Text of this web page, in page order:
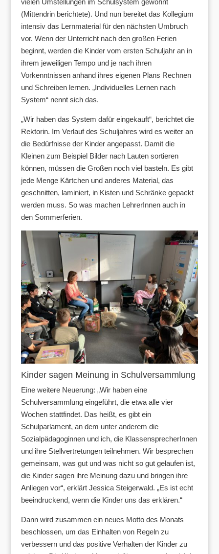
vielen Umstellungen im Schulsystem gewöhnt
(Mittendrin berichtete). Und nun bereitet das Kollegium
intensiv das Lernmaterial für den nächsten Umbruch
vor. Wenn der Unterricht nach den großen Ferien
beginnt, werden die Kinder vom ersten Schuljahr an in
ihrem jeweiligen Tempo und je nach ihren
Vorkenntnissen anhand ihres eigenen Plans Rechnen
und Schreiben lernen. „Individuelles Lernen nach
System“ nennt sich das.
„Wir haben das System dafür eingekauft“, berichtet die
Rektorin. Im Verlauf des Schuljahres wird es weiter an
die Bedürfnisse der Kinder angepasst. Damit die
Kleinen zum Beispiel Bilder nach Lauten sortieren
können, müssen die Großen noch viel basteln. Es gibt
jede Menge Kärtchen und anderes Material, das
geschnitten, laminiert, in Kisten und Schränke gepackt
werden muss. So was machen LehrerInnen auch in
den Sommerferien.
Kinder sagen Meinung in Schulversammlung
Eine weitere Neuerung: „Wir haben eine
Schulversammlung eingeführt, die etwa alle vier
Wochen stattfindet. Das heißt, es gibt ein
Schulparlament, an dem unter anderem die
Sozialpädagoginnen und ich, die KlassensprecherInnen
und ihre Stellvertretungen teilnehmen. Wir besprechen
gemeinsam, was gut und was nicht so gut gelaufen ist,
die Kinder sagen ihre Meinung dazu und bringen ihre
Anliegen vor“, erklärt Jessica Steigerwald. „Es ist echt
beeindruckend, wenn die Kinder uns das erklären.“
Dann wird zusammen ein neues Motto des Monats
beschlossen, um das Einhalten von Regeln zu
verbessern und das positive Verhalten der Kinder zu